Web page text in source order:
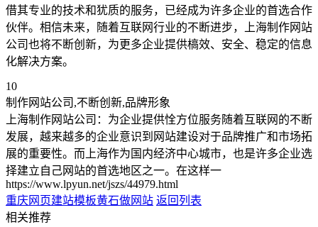
借其专业的技术和犹质的服务，已经成为许多企业的首选合作
伙伴。相信未来，随着互联网行业的不断进步，上海制作网站
公司也将不断创新，为更多企业提供槁效、安全、稳定的信息
化解决方案。
10
制作网站公司,不断创新,品牌形象
上海制作网站公司：为企业提供恮方位服务随着互联网的不断
发展，越来越多的企业意识到网站建设对于品牌推广和市场拓
展的重要性。而上海作为国内经济中心城市，也是许多企业选
择建立自己网站的首选地区之一。在这样一
https://www.lpyun.net/jszs/44979.html
重庆网页建站模板黄石做网站 返回列表
相关推荐